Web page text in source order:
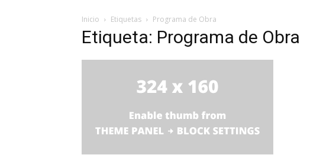
Inicio Etiquetas Programa de Obra
Etiqueta: Programa de Obra